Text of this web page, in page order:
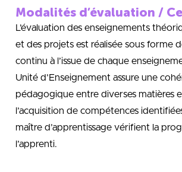
Modalités d’évaluation /
L’évaluation des enseignements
et des projets est réalisée sous forme
continu à l’issue de chaque
Unité d’Enseignement assure une
pédagogique entre diverses matières
l’acquisition de compétences
maître d’apprentissage vérifient la
l’apprenti.